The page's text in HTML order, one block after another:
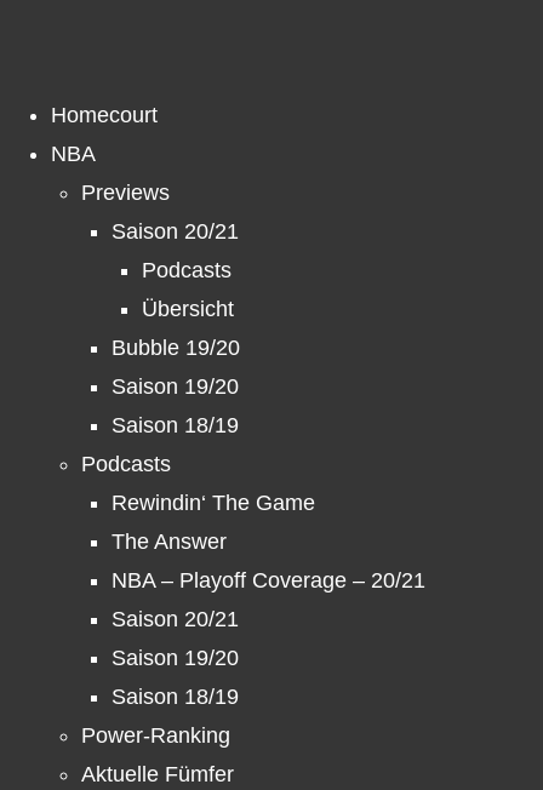
Homecourt
NBA
Previews
Saison 20/21
Podcasts
Übersicht
Bubble 19/20
Saison 19/20
Saison 18/19
Podcasts
Rewindin‘ The Game
The Answer
NBA – Playoff Coverage – 20/21
Saison 20/21
Saison 19/20
Saison 18/19
Power-Ranking
Aktuelle Fümfer